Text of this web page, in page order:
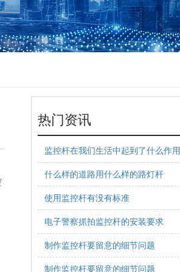
热门资讯
监控杆在我们生活中起到了什么作用
什么样的道路用什么样的路灯杆
使用监控杆有没有标准
电子警察抓拍监控杆的安装要求
制作监控杆要留意的细节问题
制作监控杆要留意的细节问题